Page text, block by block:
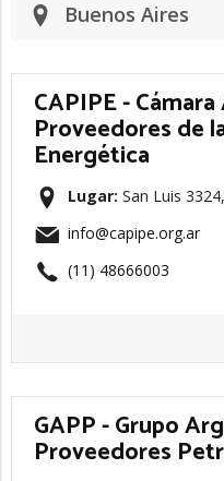
Buenos Aires
CAPIPE -
Proveedores de
Energética
Lugar: San Luis
info@capipe.org.ar
(11) 48666003
GAPP - Grupo
Proveedores